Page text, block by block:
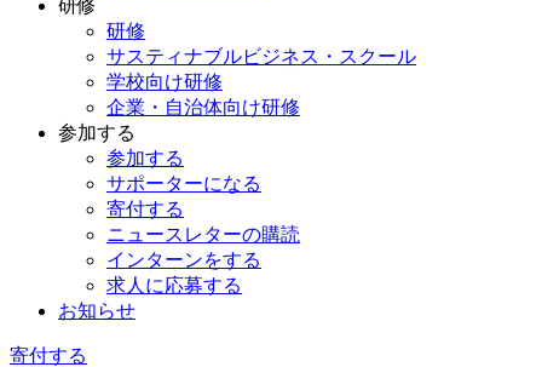
研修
研修
サスティナブルビジネス・スクール
学校向け研修
企業・自治体向け研修
参加する
参加する
サポーターになる
寄付する
ニュースレターの購読
インターンをする
求人に応募する
お知らせ
寄付する